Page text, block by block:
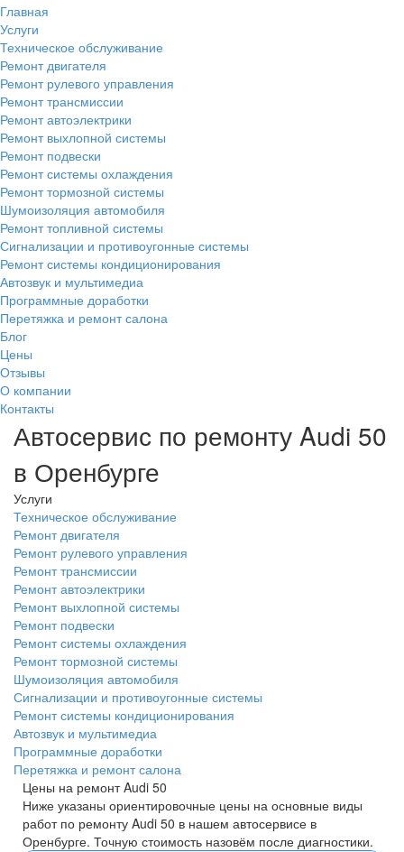
Главная
Услуги
Техническое обслуживание
Ремонт двигателя
Ремонт рулевого управления
Ремонт трансмиссии
Ремонт автоэлектрики
Ремонт выхлопной системы
Ремонт подвески
Ремонт системы охлаждения
Ремонт тормозной системы
Шумоизоляция автомобиля
Ремонт топливной системы
Сигнализации и противоугонные системы
Ремонт системы кондиционирования
Автозвук и мультимедиа
Программные доработки
Перетяжка и ремонт салона
Блог
Цены
Отзывы
О компании
Контакты
Автосервис по ремонту Audi 50
в Оренбурге
Услуги
Техническое обслуживание
Ремонт двигателя
Ремонт рулевого управления
Ремонт трансмиссии
Ремонт автоэлектрики
Ремонт выхлопной системы
Ремонт подвески
Ремонт системы охлаждения
Ремонт тормозной системы
Шумоизоляция автомобиля
Сигнализации и противоугонные системы
Ремонт системы кондиционирования
Автозвук и мультимедиа
Программные доработки
Перетяжка и ремонт салона
Цены на ремонт Audi 50
Ниже указаны ориентировочные цены на основные виды
работ по ремонту Audi 50 в нашем автосервисе в
Оренбурге. Точную стоимость назовём после диагностики.